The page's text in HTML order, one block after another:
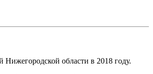
области в 2018 году.